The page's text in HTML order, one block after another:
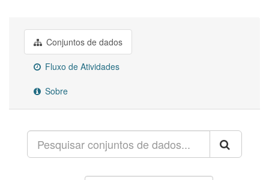
Conjuntos de dados
Fluxo de Atividades
Sobre